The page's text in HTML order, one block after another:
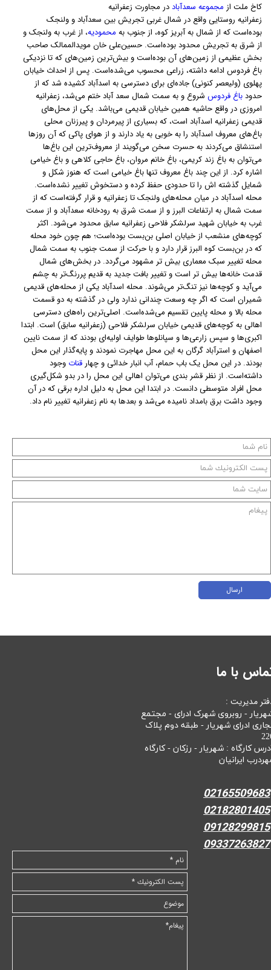
کاخ ملت از مجموعه سعدآباددر مجاورت زعفرانیه
زعفرانیه روستایی واقع در شمال غربی تجریش بین سعدآباد و ولنجک
بوده‌است که از شمال به آبریز کوه، از جنوب به محمودیه، از غرب به ولنجک و
از شرق به تجریش محدود بوده‌است. حسین‌علی خان مویدالممالک صاحب
بخش عظیمی از زمین‌های آن بوده‌است و بیش‌ترین زمین‌های که تا نزدیکی
باغ فردوس ادامه داشته، زراعی محسوب می‌شده‌است. پس از احداث خیابان
پهلوی (ولیعصر کنونی) جاده‌ای برای دسترسی به اسدآباد کشیده شد که از
حدودباغ فردوس شروع و به سمت شمال سعد آباد ختم می‌شد، زعفرانیه
امروزی در واقع حاشیه همین خیابان قدیمی می‌باشد. یکی از محل‌های
قدیمی زعفرانیه اسدآباد است، که بسیاری از پیرمردان و پیرزنان محلی
باغ‌های معروف اسدآباد را به خوبی به یاد دارند و از هوای پاکی که آن روزها
استنشاق می‌کردند به حسرت سخن می‌گویند از معروف‌ترین این باغ‌ها
می‌توان به باغ زند کریمی، باغ خانم مروان، باغ حاجی کلاهی و باغ خیامی
اشاره کرد. از این چند باغ معروف تنها باغ خیامی است که هنوز شکل و
شمایل گذشته اش را تا حدودی حفظ کرده و دستخوش تغییر نشده‌است.
محله اسدآباد در میان محله‌های ولنجک تا زعفرانیه و قرار گرفته‌است که از
سمت شمال به ارتفاعات البرز و از سمت شرق به رودخانه سعدآباد و از سمت
غرب به خیابان شهید سرلشکر فلاحی زعفرانیه سابق محدود می‌شود. اکثر
کوچه‌های منشعب از خیابان اصلی بن‌بست بوده‌است؛ هم چون خود محله
که در بن‌بست کوه البرز قرار دارد و با حرکت از سمت جنوب به سمت شمال
محله تغییر سبک معماری بیش تر مشهود می‌گردد. در بخش‌های شمال
قدمت خانه‌ها بیش تر است و تغییر بافت جدید به قدیم پررنگ‌تر به چشم
می‌آید و کوچه‌ها نیز تنگ‌تر می‌شوند. محله اسدآباد یکی از محله‌های قدیمی
شمیران است که اگر چه وسعت چندانی ندارد ولی در گذشته به دو قسمت
محله بالا و محله پایین تقسیم می‌شده‌است. اصلی‌ترین راه‌های دسترسی
اهالی به کوچه‌های قدیمی خیابان سرلشکر فلاحی (زعفرانیه سابق) است. ابتدا
اکبری‌ها و سپس زارعی‌ها و سپانلوها طوایف اولیه‌ای بودند که از سمت نایین
اصفهان و استرآباد گرگان به این محل مهاجرت نمودند و پایه‌گذار این محل
بودند. در این محل یک باب حمام، آب انبار خدائی و چهارقنات وجود
داشته‌است. از نظر قشر بندی می‌توان اهالی این محل را در بدو شکل‌گیری
محل افراد متوسطی دانست. در ابتدا این محل به دلیل اداره برقی که در آن
وجود داشت برق بامداد نامیده می‌شد و بعدها به نام زعفرانیه تغییر نام داد.
ارسال
با ما
مدیریت :
- روبروی شهرک ادرای - مجتمع
ادرای شهریار - طبقه دوم پلاک
کارگاه : شهریار - رزکان - کارگاه
ایرانیان
02165509683
02182801405
09128299815
09337263827